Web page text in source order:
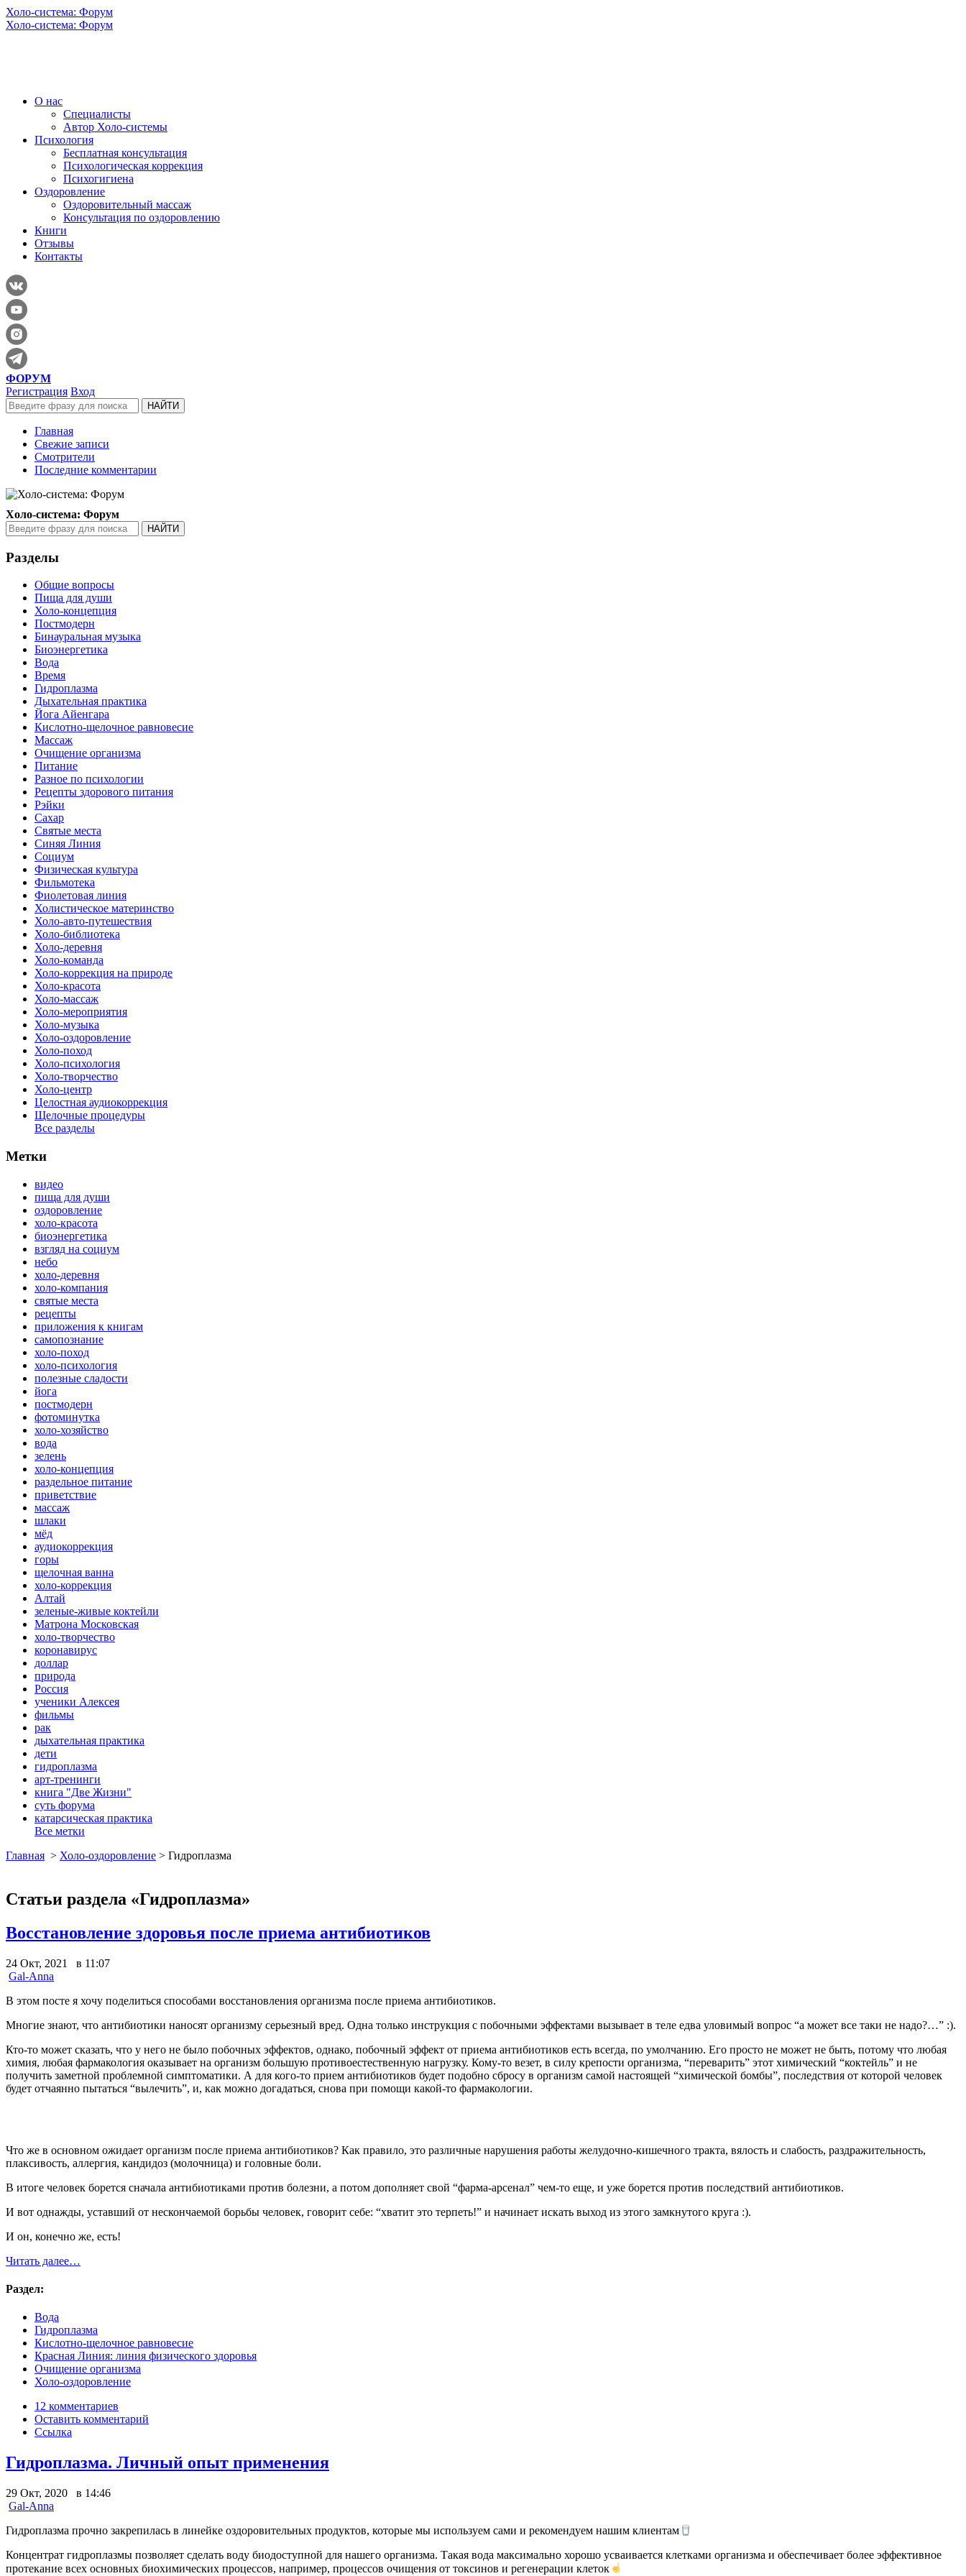
Холо-система: Форум
Холо-система: Форум
О нас
Специалисты
Автор Холо-системы
Психология
Бесплатная консультация
Психологическая коррекция
Психогигиена
Оздоровление
Оздоровительный массаж
Консультация по оздоровлению
Книги
Отзывы
Контакты
ФОРУМ
Регистрация Вход
Главная
Свежие записи
Смотрители
Последние комментарии
Холо-система: Форум
Разделы
Общие вопросы
Пища для души
Холо-концепция
Постмодерн
Бинауральная музыка
Биоэнергетика
Вода
Время
Гидроплазма
Дыхательная практика
Йога Айенгара
Кислотно-щелочное равновесие
Массаж
Очищение организма
Питание
Разное по психологии
Рецепты здорового питания
Рэйки
Сахар
Святые места
Синяя Линия
Социум
Физическая культура
Фильмотека
Фиолетовая линия
Холистическое материнство
Холо-авто-путешествия
Холо-библиотека
Холо-деревня
Холо-команда
Холо-коррекция на природе
Холо-красота
Холо-массаж
Холо-мероприятия
Холо-музыка
Холо-оздоровление
Холо-поход
Холо-психология
Холо-творчество
Холо-центр
Целостная аудиокоррекция
Щелочные процедуры
Все разделы
Метки
видео
пища для души
оздоровление
холо-красота
биоэнергетика
взгляд на социум
небо
холо-деревня
холо-компания
святые места
рецепты
приложения к книгам
самопознание
холо-поход
холо-психология
полезные сладости
йога
постмодерн
фотоминутка
холо-хозяйство
вода
зелень
холо-концепция
раздельное питание
приветствие
массаж
шлаки
мёд
аудиокоррекция
горы
щелочная ванна
холо-коррекция
Алтай
зеленые-живые коктейли
Матрона Московская
холо-творчество
коронавирус
доллар
природа
Россия
ученики Алексея
фильмы
рак
дыхательная практика
дети
гидроплазма
арт-тренинги
книга "Две Жизни"
суть форума
катарсическая практика
Все метки
Главная > Холо-оздоровление > Гидроплазма
Статьи раздела «Гидроплазма»
Восстановление здоровья после приема антибиотиков
24 Окт, 2021 в 11:07
Gal-Anna
В этом посте я хочу поделиться способами восстановления организма после приема антибиотиков.
Многие знают, что антибиотики наносят организму серьезный вред. Одна только инструкция с побочными эффектами вызывает в теле едва уловимый вопрос “а может все таки не надо?…” :).
Кто-то может сказать, что у него не было побочных эффектов, однако, побочный эффект от приема антибиотиков есть всегда, по умолчанию. Его просто не может не быть, потому что любая
химия, любая фармакология оказывает на организм большую противоестественную нагрузку. Кому-то везет, в силу крепости организма, “переварить” этот химический “коктейль” и не
получить заметной проблемной симптоматики. А для кого-то прием антибиотиков будет подобно сбросу в организм самой настоящей “химической бомбы”, последствия от которой человек
будет отчаянно пытаться “вылечить”, и, как можно догадаться, снова при помощи какой-то фармакологии.
Что же в основном ожидает организм после приема антибиотиков? Как правило, это различные нарушения работы желудочно-кишечного тракта, вялость и слабость, раздражительность,
плаксивость, аллергия, кандидоз (молочница) и головные боли.
В итоге человек борется сначала антибиотиками против болезни, а потом дополняет свой “фарма-арсенал” чем-то еще, и уже борется против последствий антибиотиков.
И вот однажды, уставший от нескончаемой борьбы человек, говорит себе: “хватит это терпеть!” и начинает искать выход из этого замкнутого круга :).
И он, конечно же, есть!
Читать далее…
Раздел:
Вода
Гидроплазма
Кислотно-щелочное равновесие
Красная Линия: линия физического здоровья
Очищение организма
Холо-оздоровление
12 комментариев
Оставить комментарий
Ссылка
Гидроплазма. Личный опыт применения
29 Окт, 2020 в 14:46
Gal-Anna
Гидроплазма прочно закрепилась в линейке оздоровительных продуктов, которые мы используем сами и рекомендуем нашим клиентам
Концентрат гидроплазмы позволяет сделать воду биодоступной для нашего организма. Такая вода максимально хорошо усваивается клетками организма и обеспечивает более эффективное
протекание всех основных биохимических процессов, например, процессов очищения от токсинов и регенерации клеток